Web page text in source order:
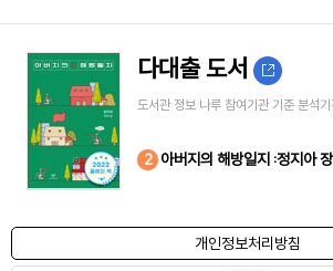
다대출 도서
도서관 정보 나루 참여기관 기준 분석
1
2 아버지의 해방일지 :정지아
3
4
5
6
7
8
9
10
개인정보처리방침